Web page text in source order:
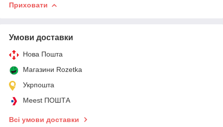
Приховати
Умови доставки
Нова Пошта
Магазини Rozetka
Укрпошта
Meest ПОШТА
Всі умови доставки